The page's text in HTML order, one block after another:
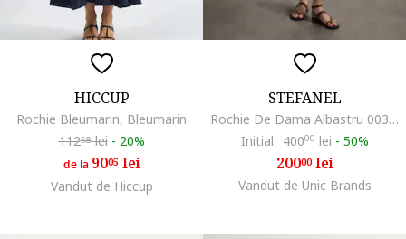
HICCUP
Rochie Bleumarin, Bleumarin
11258lei - 20%
de la 9005lei
Vandut de Hiccup
STEFANEL
Rochie De Dama Albastru 003570995
Initial: 40000 lei - 50%
20000lei
Vandut de Unic Brands